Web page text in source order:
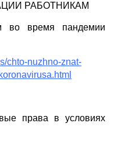
РАБОТНИКАМ
во время пандемии
chto-nuzhno-znat-
права в условиях